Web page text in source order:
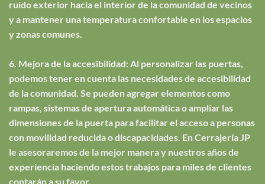
ruido exterior hacia el interior de la comunidad de vecinos
y a mantener una temperatura confortable en los espacios
y zonas comunes.
6. Mejora de la accesibilidad: Al personalizar las puertas,
podemos tener en cuenta las necesidades de accesibilidad
de la comunidad. Se pueden agregar elementos como
rampas, sistemas de apertura automática o ampliar las
dimensiones de la puerta para facilitar el acceso a personas
con movilidad reducida o discapacidades. En Cerrajería JP
le asesoraremos de la mejor manera y nuestros años de
experiencia haciendo estos trabajos para miles de clientes
contarán a su favor.